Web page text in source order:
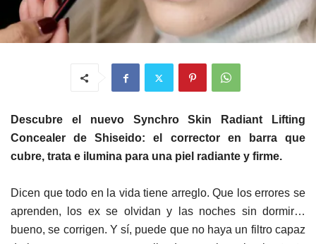
Descubre el nuevo Synchro Skin Radiant Lifting
Concealer de Shiseido: el corrector en barra que
cubre, trata e ilumina para una piel radiante y firme.
Dicen que todo en la vida tiene arreglo. Que los errores se
aprenden, los ex se olvidan y las noches sin dormir…
bueno, se corrigen. Y sí, puede que no haya un filtro capaz